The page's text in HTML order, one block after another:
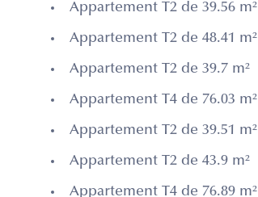
Appartement T2 de 39.56 m²
Appartement T2 de 48.41 m²
Appartement T2 de 39.7 m²
Appartement T4 de 76.03 m²
Appartement T2 de 39.51 m²
Appartement T2 de 43.9 m²
Appartement T4 de 76.89 m²